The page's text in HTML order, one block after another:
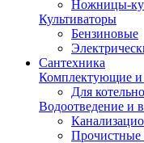
Ножницы-
Культиваторы
Бензиновые
Сантехника
Комплектующие и
Для
Водоотведение и
Прочистные